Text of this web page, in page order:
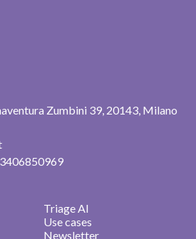
Zumbini 39, 20143, Milano
Triage AI
Use cases
Newsletter